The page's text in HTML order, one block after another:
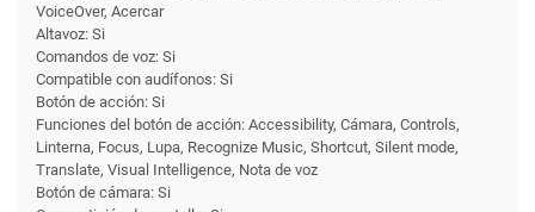
VoiceOver, Acercar
Altavoz: Si
Comandos de voz: Si
Compatible con audífonos: Si
Botón de acción: Si
Funciones del botón de acción: Accessibility, Cámara, Controls,
Linterna, Focus, Lupa, Recognize Music, Shortcut, Silent mode,
Translate, Visual Intelligence, Nota de voz
Botón de cámara: Si